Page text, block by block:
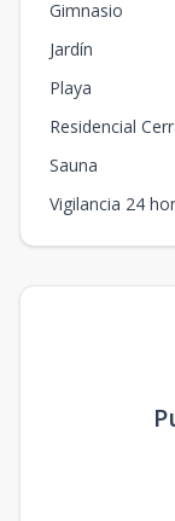
Gimnasio
Jardín
Playa
Residencial
Sauna
Vigilancia 24